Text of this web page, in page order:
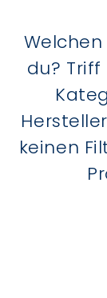
du?
keinen